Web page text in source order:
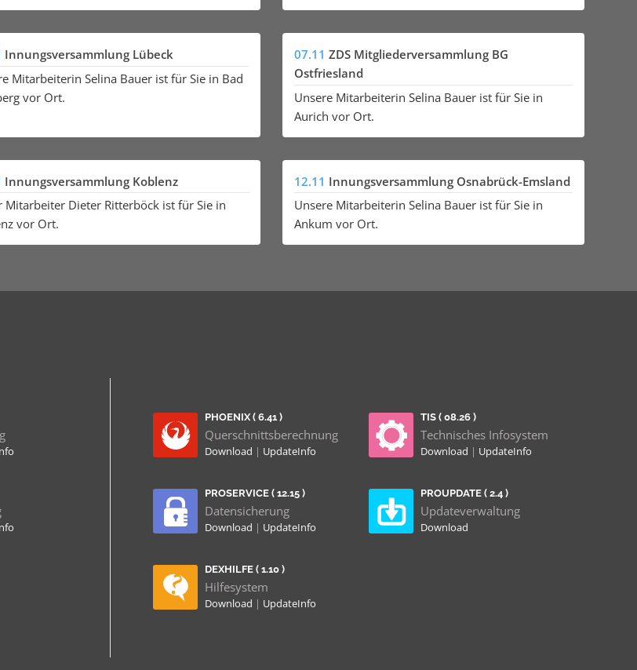
Innungsversammlung Lübeck
Mitarbeiterin Selina Bauer ist für Sie in Bad
vor Ort.
07.11 ZDS Mitgliederversammlung BG
Ostfriesland
Unsere Mitarbeiterin Selina Bauer ist für Sie in
Aurich vor Ort.
Innungsversammlung Koblenz
Mitarbeiter Dieter Ritterböck ist für Sie in
vor Ort.
12.11 Innungsversammlung Osnabrück-Emsland
Unsere Mitarbeiterin Selina Bauer ist für Sie in
Ankum vor Ort.
PHOENIX ( 6.41 )
Querschnittsberechnung
Download | UpdateInfo
TIS ( 08.26 )
Technisches Infosystem
Download | UpdateInfo
PROSERVICE ( 12.15 )
Datensicherung
Download | UpdateInfo
PROUPDATE ( 2.4 )
Updateverwaltung
Download
DEXHILFE ( 1.10 )
Hilfesystem
Download | UpdateInfo